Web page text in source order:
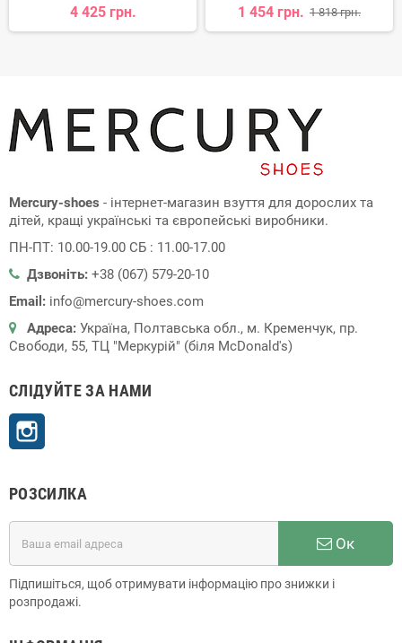
4 425 грн. 1 454 грн. 1 818 грн.
Mercury-shoes - інтернет-магазин взуття для дорослих та
дітей, кращі українські та європейські виробники.
ПН-ПТ: 10.00-19.00 СБ : 11.00-17.00
Дзвоніть: +38 (067) 579-20-10
Email: info@mercury-shoes.com
Адреса: Україна, Полтавська обл., м. Кременчук, пр.
Свободи, 55, ТЦ "Меркурій" (біля McDonald's)
СЛІДУЙТЕ ЗА НАМИ
РОЗСИЛКА
Ок
Підпишіться, щоб отримувати інформацію про знижки і
розпродажі.